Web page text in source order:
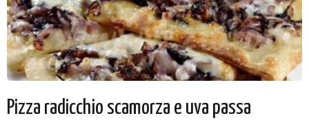
Pizza radicchio scamorza e uva passa